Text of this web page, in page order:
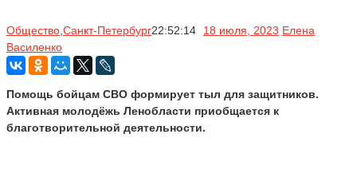
Общество Санкт-Петербург22:52:14 18 июля, 2023 Елена
Василенко
Помощь бойцам СВО формирует тыл для защитников.
Активная молодёжь Ленобласти приобщается к
благотворительной деятельности.